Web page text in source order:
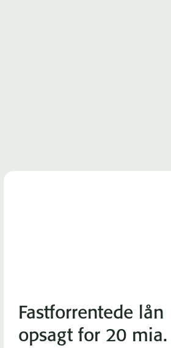
Fastforrentede lån
opsagt for 20 mia.